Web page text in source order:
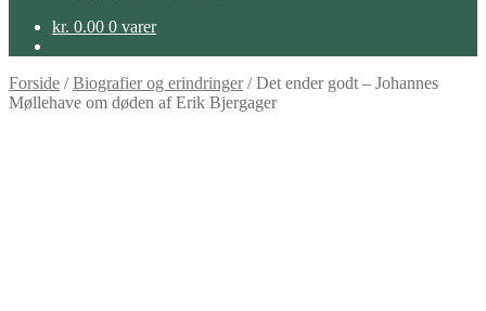
kr. 0.00 0 varer
Forside /Biografier og erindringer/Det ender godt – Johannes
Møllehave om døden af Erik Bjergager